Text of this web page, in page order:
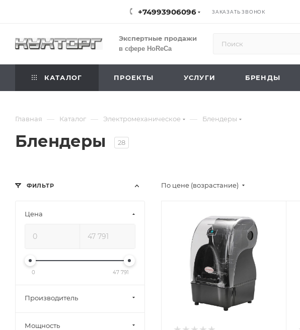
+74993906096 ЗАКАЗАТЬ ЗВОНОК
Экспертные продажи
в сфере HoReCa
КАТАЛОГ ПРОЕКТЫ УСЛУГИ БРЕНДЫ
Главная — Каталог — Электромеханическое — Блендеры
Блендеры 28
По цене (возрастание)
ФИЛЬТР
Цена
0 47 791
Производитель
Мощность